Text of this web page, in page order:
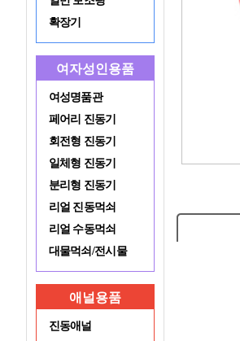
확장기
여자성인용품
여성명품관
페어리 진동기
회전형 진동기
일체형 진동기
분리형 진동기
리얼 진동먹쇠
리얼 수동먹쇠
대물먹쇠/전시물
애널용품
진동애널